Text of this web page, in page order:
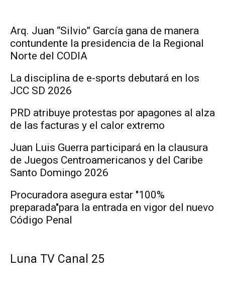
Arq. Juan “Silvio” García gana de manera
contundente la presidencia de la Regional
Norte del CODIA
La disciplina de e-sports debutará en los
JCC SD 2026
PRD atribuye protestas por apagones al alza
de las facturas y el calor extremo
Juan Luis Guerra participará en la clausura
de Juegos Centroamericanos y del Caribe
Santo Domingo 2026
Procuradora asegura estar "100%
preparada"para la entrada en vigor del nuevo
Código Penal
Luna TV Canal 25